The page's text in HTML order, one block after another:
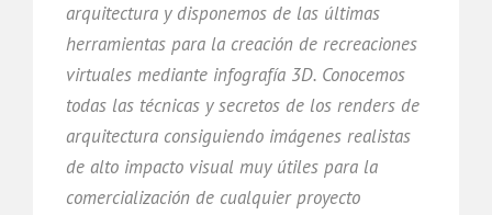
arquitectura y disponemos de las últimas
herramientas para la creación de recreaciones
virtuales mediante infografía 3D. Conocemos
todas las técnicas y secretos de los renders de
arquitectura consiguiendo imágenes realistas
de alto impacto visual muy útiles para la
comercialización de cualquier proyecto